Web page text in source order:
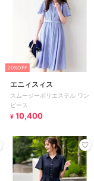
20%OFF
エニィスィス
スムージーポリエステル ワン
ピース
¥ 10,400